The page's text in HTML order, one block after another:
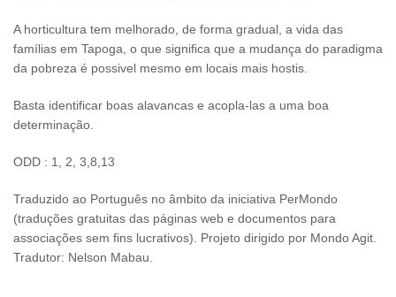
A horticultura tem melhorado, de forma gradual, a vida das
famílias em Tapoga, o que significa que a mudança do paradigma
da pobreza é possivel mesmo em locais mais hostis.
Basta identificar boas alavancas e acopla-las a uma boa
determinação.
ODD : 1, 2, 3,8,13
Traduzido ao Português no âmbito da iniciativa PerMondo
(traduções gratuitas das páginas web e documentos para
associações sem fins lucrativos). Projeto dirigido por Mondo Agit.
Tradutor: Nelson Mabau.